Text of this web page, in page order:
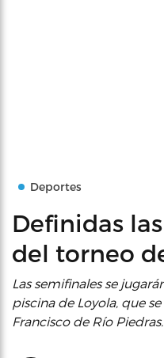
Deportes
Definidas
del torneo
Las semifinales se
piscina de Loyola, que
Francisco de Río Piedras.